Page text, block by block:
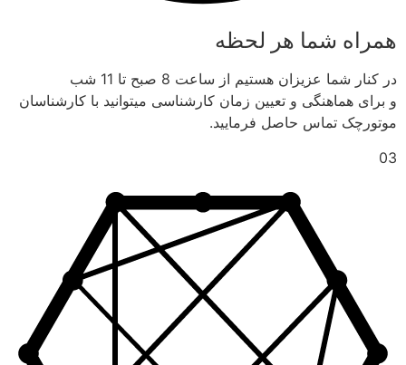
همراه شما هر لحظه
در کنار شما عزیزان هستیم از ساعت 8 صبح تا 11 شب
و برای هماهنگی و تعیین زمان کارشناسی میتوانید با کارشناسان
موتورچک تماس حاصل فرمایید.
03